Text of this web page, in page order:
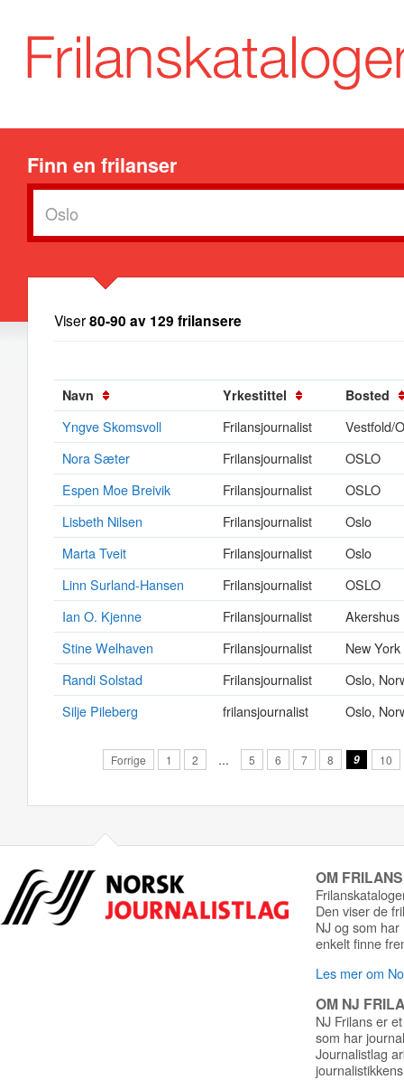
Finn en frilanser
Viser80-90 av 129 frilansere
Navn Yrkestittel Bosted
Yngve Skomsvoll Frilansjournalist
Vestfold/
Nora Sæter
Frilansjournalist
OSLO
Espen Moe Breivik
Frilansjournalist
OSLO
Lisbeth Nilsen
Frilansjournalist
Oslo
Marta Tveit
Frilansjournalist
Oslo
Linn Surland-Hansen
Frilansjournalist
OSLO
Ian O. Kjenne
Frilansjournalist
Akershus
Stine Welhaven
Frilansjournalist
New York
Randi Solstad
Frilansjournalist
Oslo,
Silje Pileberg
frilansjournalist Oslo,
Forrige 1 2 … 5 6 7 8 9 10
OM
Den viser de
NJ og som
enkelt finne
Les mer om
OM NJ
NJ Frilans er
som har
Journalistlag